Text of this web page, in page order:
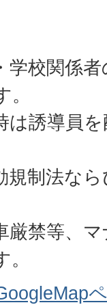
学校関係
は誘導員
規制法な
厳禁等、